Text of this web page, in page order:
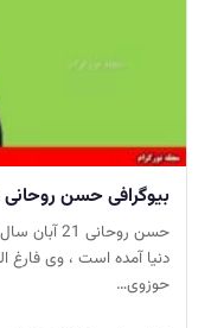
بیوگرافی حسن روحانی
دنیا آمده است ، وی فارغ
حوزوی…